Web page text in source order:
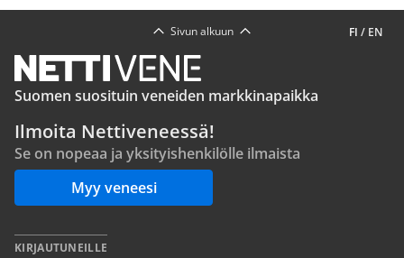
FI / EN
Sivun alkuun
Suomen suosituin veneiden markkinapaikka
Ilmoita Nettiveneessä!
Se on nopeaa ja yksityishenkilölle ilmaista
Myy veneesi
KIRJAUTUNEILLE